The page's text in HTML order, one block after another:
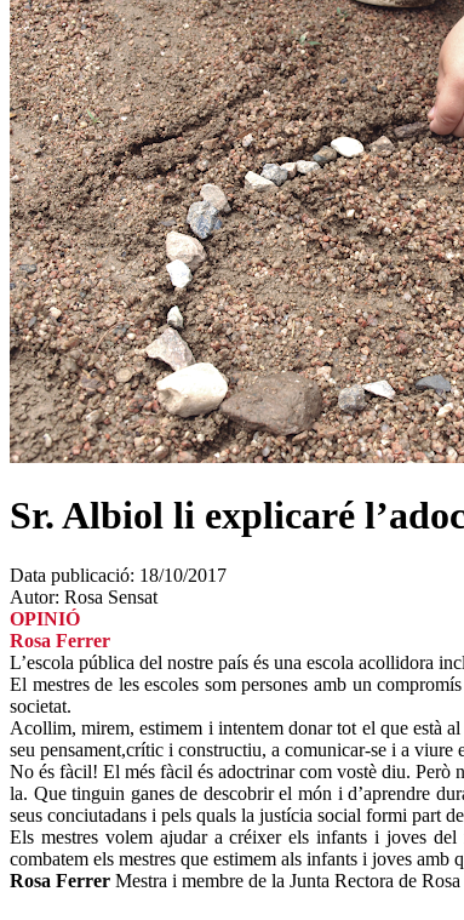
Sr. Albiol li explicaré
Data publicació: 18/10/2017
Autor: Rosa Sensat
OPINIÓ
Rosa Ferrer
L’escola pública del nostre país és una escola acollidora
El mestres de les escoles som persones amb un
societat.
Acollim, mirem, estimem i intentem donar tot el que està
seu pensament,crític i constructiu, a comunicar-se i a viure
No és fàcil! El més fàcil és adoctrinar com vostè diu. Però
la. Que tinguin ganes de descobrir el món i d’aprendre
seus conciutadans i pels quals la justícia social formi part
Els mestres volem ajudar a créixer els infants i joves
combatem els mestres que estimem als infants i joves
Rosa Ferrer Mestra i membre de la Junta Rectora de Rosa